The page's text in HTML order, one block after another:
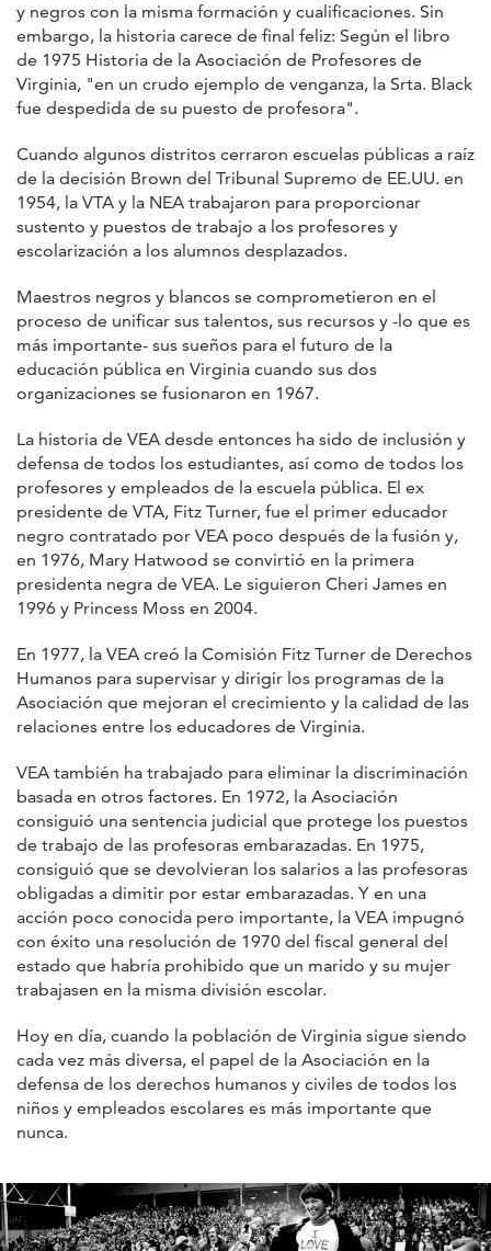
y negros con la misma formación y cualificaciones. Sin
embargo, la historia carece de final feliz: Según el libro
de 1975 Historia de la Asociación de Profesores de
Virginia, "en un crudo ejemplo de venganza, la Srta. Black
fue despedida de su puesto de profesora".
Cuando algunos distritos cerraron escuelas públicas a raíz
de la decisión Brown del Tribunal Supremo de EE.UU. en
1954, la VTA y la NEA trabajaron para proporcionar
sustento y puestos de trabajo a los profesores y
escolarización a los alumnos desplazados.
Maestros negros y blancos se comprometieron en el
proceso de unificar sus talentos, sus recursos y -lo que es
más importante- sus sueños para el futuro de la
educación pública en Virginia cuando sus dos
organizaciones se fusionaron en 1967.
La historia de VEA desde entonces ha sido de inclusión y
defensa de todos los estudiantes, así como de todos los
profesores y empleados de la escuela pública. El ex
presidente de VTA, Fitz Turner, fue el primer educador
negro contratado por VEA poco después de la fusión y,
en 1976, Mary Hatwood se convirtió en la primera
presidenta negra de VEA. Le siguieron Cheri James en
1996 y Princess Moss en 2004.
En 1977, la VEA creó la Comisión Fitz Turner de Derechos
Humanos para supervisar y dirigir los programas de la
Asociación que mejoran el crecimiento y la calidad de las
relaciones entre los educadores de Virginia.
VEA también ha trabajado para eliminar la discriminación
basada en otros factores. En 1972, la Asociación
consiguió una sentencia judicial que protege los puestos
de trabajo de las profesoras embarazadas. En 1975,
consiguió que se devolvieran los salarios a las profesoras
obligadas a dimitir por estar embarazadas. Y en una
acción poco conocida pero importante, la VEA impugnó
con éxito una resolución de 1970 del fiscal general del
estado que habría prohibido que un marido y su mujer
trabajasen en la misma división escolar.
Hoy en día, cuando la población de Virginia sigue siendo
cada vez más diversa, el papel de la Asociación en la
defensa de los derechos humanos y civiles de todos los
niños y empleados escolares es más importante que
nunca.